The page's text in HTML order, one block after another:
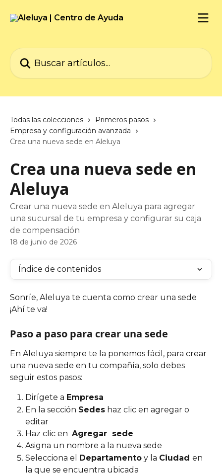
Buscar artículos...
Todas las colecciones
Primeros pasos
Empresa y configuración avanzada
Crea una nueva sede en Aleluya
Crea una nueva sede en
Aleluya
Crear una nueva sede en Aleluya para agregar
una sucursal de tu empresa y configurar su caja
de compensación
18 de junio de 2026
Índice de contenidos
Sonríe, Aleluya te cuenta como crear una sede
¡Ahí te va!
Paso a paso para crear una sede
En Aleluya siempre te la ponemos fácil, para crear
una nueva sede en tu compañía, solo debes
seguir estos pasos:
Dirígete a Empresa
En la sección Sedes haz clic en agregar o
editar
Haz clic en Agregar  sede
Asigna un nombre a la nueva sede
Selecciona el Departamento y la Ciudad en
la que se encuentra ubicada